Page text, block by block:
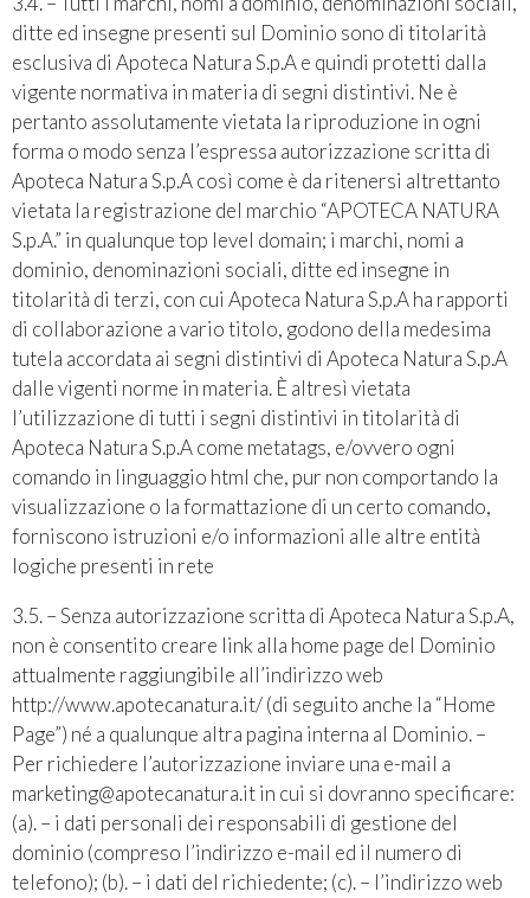
ditte ed insegne presenti sul Dominio sono di titolarità
esclusiva di Apoteca Natura S.p.A e quindi protetti dalla
vigente normativa in materia di segni distintivi. Ne è
pertanto assolutamente vietata la riproduzione in ogni
forma o modo senza l’espressa autorizzazione scritta di
Apoteca Natura S.p.A così come è da ritenersi altrettanto
vietata la registrazione del marchio “APOTECA NATURA
S.p.A.” in qualunque top level domain; i marchi, nomi a
dominio, denominazioni sociali, ditte ed insegne in
titolarità di terzi, con cui Apoteca Natura S.p.A ha rapporti
di collaborazione a vario titolo, godono della medesima
tutela accordata ai segni distintivi di Apoteca Natura S.p.A
dalle vigenti norme in materia. È altresì vietata
l’utilizzazione di tutti i segni distintivi in titolarità di
Apoteca Natura S.p.A come metatags, e/ovvero ogni
comando in linguaggio html che, pur non comportando la
visualizzazione o la formattazione di un certo comando,
forniscono istruzioni e/o informazioni alle altre entità
logiche presenti in rete
3.5. – Senza autorizzazione scritta di Apoteca Natura S.p.A,
non è consentito creare link alla home page del Dominio
attualmente raggiungibile all’indirizzo web
http://www.apotecanatura.it/ (di seguito anche la “Home
Page”) né a qualunque altra pagina interna al Dominio. –
Per richiedere l’autorizzazione inviare una e-mail a
marketing@apotecanatura.it in cui si dovranno specificare:
(a). – i dati personali dei responsabili di gestione del
dominio (compreso l’indirizzo e-mail ed il numero di
telefono); (b). – i dati del richiedente; (c). – l’indirizzo web